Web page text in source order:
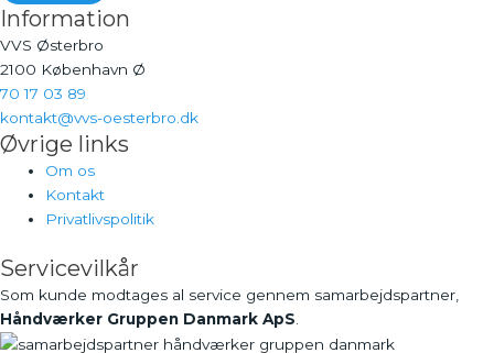
Information
VVS Østerbro
2100 København Ø
70 17 03 89
kontakt@vvs-oesterbro.dk
Øvrige links
Om os
Kontakt
Privatlivspolitik
Servicevilkår
Som kunde modtages al service gennem samarbejdspartner,
Håndværker Gruppen Danmark ApS